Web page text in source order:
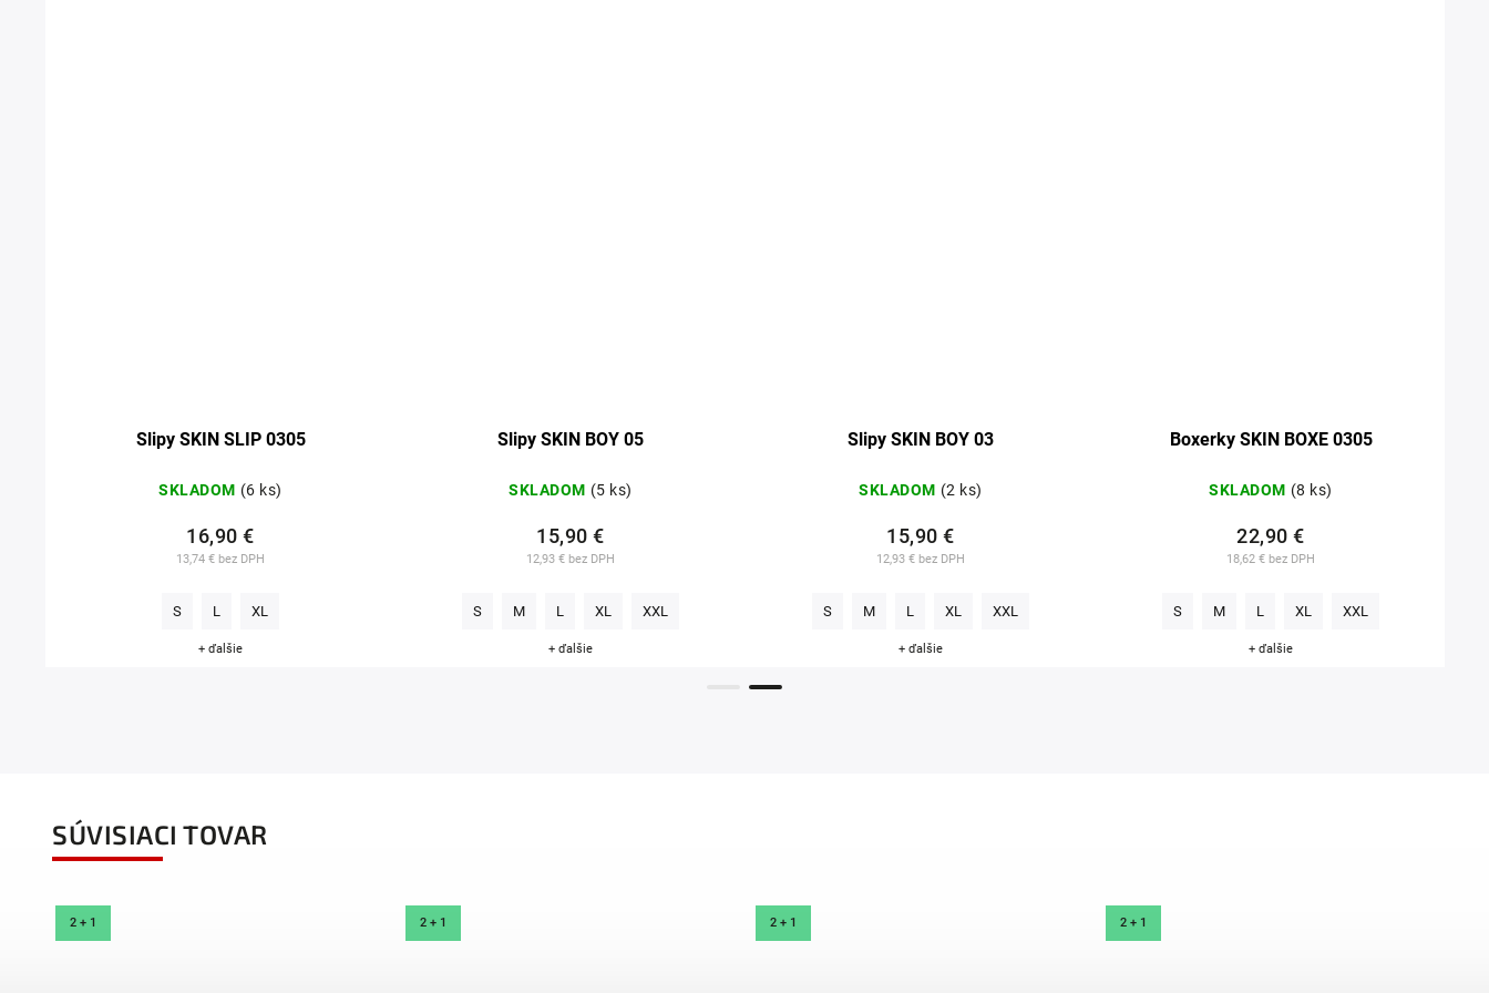
Slipy SKIN SLIP 0305
SKLADOM (6 ks)
13,74 € bez DPH
16,90 €
S L XL
+ ďalšie
Slipy SKIN BOY 05
SKLADOM (5 ks)
12,93 € bez DPH
15,90 €
S M L XL XXL
+ ďalšie
Slipy SKIN BOY 03
SKLADOM (2 ks)
12,93 € bez DPH
15,90 €
S M L XL XXL
+ ďalšie
Boxerky SKIN BOXE 0305
SKLADOM (8 ks)
18,62 € bez DPH
22,90 €
S M L XL XXL
+ ďalšie
SÚVISIACI TOVAR
2 + 1 2 + 1 2 + 1 2 + 1